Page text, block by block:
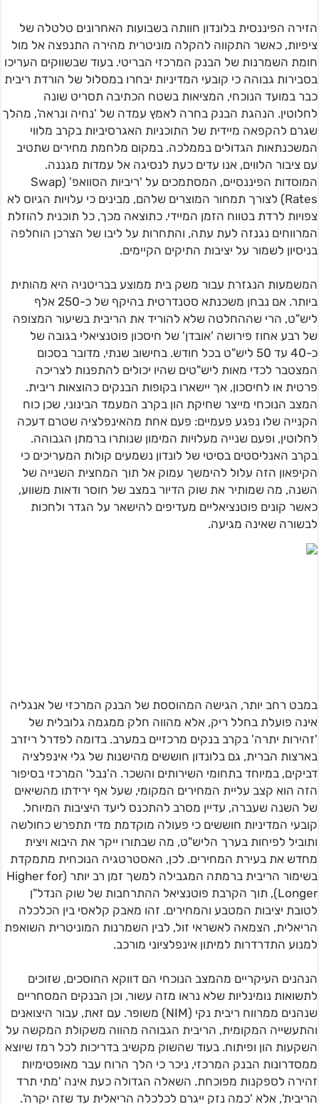
הזירה הפיננסית בלונדון חוותה בשבועות האחרונים טלטלה של
ציפיות, כאשר התקווה להקלה מוניטרית מהירה התנפצה אל מול
חומת השמרנות של הבנק המרכזי הבריטי. בעוד שבשווקים העריכו
בסבירות גבוהה כי קובעי המדיניות יבחרו במסלול של הורדת ריבית
כבר במועד הנוכחי, המציאות בשטח הכתיבה תסריט שונה
לחלוטין. הנהגת הבנק בחרה לאמץ עמדה של 'נחיה ונראה', מהלך
שגרם להקפאה מיידית של התוכניות האגרסיביות בקרב מלווי
המשכנתאות הגדולים בממלכה. במקום מלחמת מחירים שתטיב
עם ציבור הלווים, אנו עדים כעת לנסיגה אל עמדות מגננה.
המוסדות הפיננסיים, המסתמכים על 'ריביות הסוואפ' (Swap
Rates) לצורך תמחור המוצרים שלהם, מבינים כי עלויות הגיוס לא
צפויות לרדת בטווח הזמן המיידי. כתוצאה מכך, כל תוכנית להוזלת
המרווחים נגנזה לעת עתה, והתחרות על ליבו של הצרכן הוחלפה
בניסיון לשמור על יציבות התיקים הקיימים.
המשמעות הנגזרת עבור משק בית ממוצע בבריטניה היא מהותית
ביותר. אם נבחן משכנתא סטנדרטית בהיקף של כ-250 אלף
ליש"ט, הרי שההחלטה שלא להוריד את הריבית בשיעור המצופה
של רבע אחוז פירושה 'אובדן' של חיסכון פוטנציאלי בגובה של
כ-40 עד 50 ליש"ט בכל חודש. בחישוב שנתי, מדובר בסכום
המצטבר לכדי מאות ליש"טים שהיו יכולים להתפנות לצריכה
פרטית או לחיסכון, אך יישארו בקופות הבנקים כהוצאות ריבית.
המצב הנוכחי מייצר שחיקת הון בקרב המעמד הבינוני, שכן כוח
הקנייה שלו נפגע פעמיים: פעם אחת מהאינפלציה שטרם דעכה
לחלוטין, ופעם שנייה מעלויות המימון שנותרו ברמתן הגבוהה.
בקרב האנליסטים בסיטי של לונדון נשמעים קולות המעריכים כי
הקיפאון הזה עלול להימשך עמוק אל תוך המחצית השנייה של
השנה, מה שמותיר את שוק הדיור במצב של חוסר ודאות משווע,
כאשר קונים פוטנציאליים מעדיפים להישאר על הגדר ולחכות
לבשורה שאינה מגיעה.
במבט רחב יותר, הגישה המהוססת של הבנק המרכזי של אנגליה
אינה פועלת בחלל ריק, אלא מהווה חלק ממגמה גלובלית של
'זהירות יתרה' בקרב בנקים מרכזיים במערב. בדומה לפדרל ריזרב
בארצות הברית, גם בלונדון חוששים מהישנות של גלי אינפלציה
דביקים, במיוחד בתחומי השירותים והשכר. ה'נבל' המרכזי בסיפור
הזה הוא קצב עליית המחירים המקומי, שעל אף ירידתו מהשיאים
של השנה שעברה, עדיין מסרב להתכנס ליעד היציבות המיוחל.
קובעי המדיניות חוששים כי פעולה מוקדמת מדי תתפרש כחולשה
ותוביל לפיחות בערך הליש"ט, מה שבתורו ייקר את היבוא ויצית
מחדש את בעירת המחירים. לכן, האסטרטגיה הנוכחית מתמקדת
בשימור הריבית ברמתה המגבילה למשך זמן רב יותר (Higher for
Longer), תוך הקרבת פוטנציאל ההתרחבות של שוק הנדל"ן
לטובת יציבות המטבע והמחירים. זהו מאבק קלאסי בין הכלכלה
הריאלית, הצמאה לאשראי זול, לבין השמרנות המוניטרית השואפת
למנוע התדרדרות למיתון אינפלציוני מורכב.
הנהנים העיקריים מהמצב הנוכחי הם דווקא החוסכים, שזוכים
לתשואות נומינליות שלא נראו מזה עשור, וכן הבנקים המסחריים
שנהנים ממרווח ריבית נקי (NIM) משופר. עם זאת, עבור היצואנים
והתעשייה המקומית, הריבית הגבוהה מהווה משקולת המקשה על
השקעות הון ופיתוח. בעוד שהשוק מקשיב בדריכות לכל רמז שיוצא
ממסדרונות הבנק המרכזי, ניכר כי הלך הרוח עבר מאופטימיות
זהירה לספקנות מפוכחת. השאלה הגדולה כעת אינה 'מתי תרד
הריבית', אלא 'כמה נזק ייגרם לכלכלה הריאלית עד שזה יקרה'.